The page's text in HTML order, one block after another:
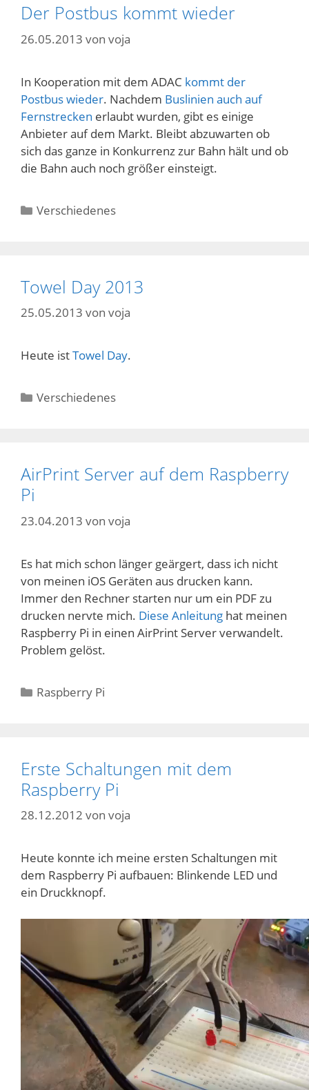
Der Postbus kommt wieder
26.05.2013 von voja
In Kooperation mit dem ADAC kommt der
Postbus wieder. Nachdem Buslinien auch auf
Fernstrecken erlaubt wurden, gibt es einige
Anbieter auf dem Markt. Bleibt abzuwarten ob
sich das ganze in Konkurrenz zur Bahn hält und ob
die Bahn auch noch größer einsteigt.
Kategorien
Verschiedenes
Towel Day 2013
25.05.2013 von voja
Heute istTowel Day.
Kategorien
Verschiedenes
AirPrint Server auf dem Raspberry
Pi
23.04.2013 von voja
Es hat mich schon länger geärgert, dass ich nicht
von meinen iOS Geräten aus drucken kann.
Immer den Rechner starten nur um ein PDF zu
drucken nervte mich. Diese Anleitung hat meinen
Raspberry Pi in einen AirPrint Server verwandelt.
Problem gelöst.
Kategorien
Raspberry Pi
Erste Schaltungen mit dem
Raspberry Pi
28.12.2012 von voja
Heute konnte ich meine ersten Schaltungen mit
dem Raspberry Pi aufbauen: Blinkende LED und
ein Druckknopf.